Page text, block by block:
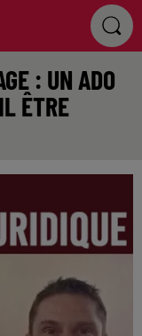
: UN ADO
ÊTRE